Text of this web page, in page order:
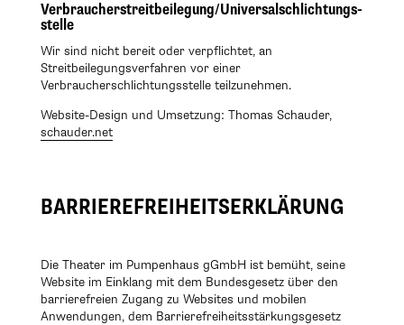
Verbraucher­streit­beilegung/Universal­schlichtungs­
stelle
Wir sind nicht bereit oder verpflichtet, an
Streitbeilegungsverfahren vor einer
Verbraucherschlichtungsstelle teilzunehmen.
Website-Design und Umsetzung: Thomas Schauder,
schauder.net
BARRIEREFREIHEITSERKLÄRUNG
Die Theater im Pumpenhaus gGmbH ist bemüht, seine
Website im Einklang mit dem Bundesgesetz über den
barrierefreien Zugang zu Websites und mobilen
Anwendungen, dem Barrierefreiheitsstärkungsgesetz